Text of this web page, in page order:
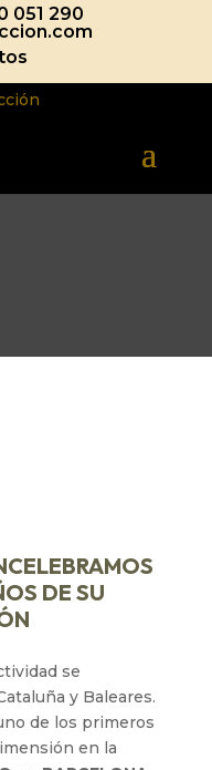
051 290
CELEBRAMOS
DE SU
se
y Baleares.
de los primeros
en la